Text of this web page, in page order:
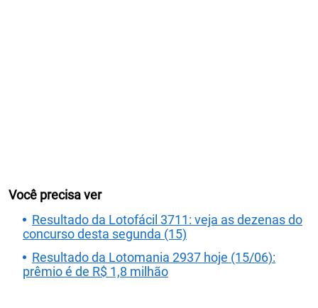
Você precisa ver
Resultado da Lotofácil 3711: veja as dezenas do
concurso desta segunda (15)
Resultado da Lotomania 2937 hoje (15/06):
prêmio é de R$ 1,8 milhão